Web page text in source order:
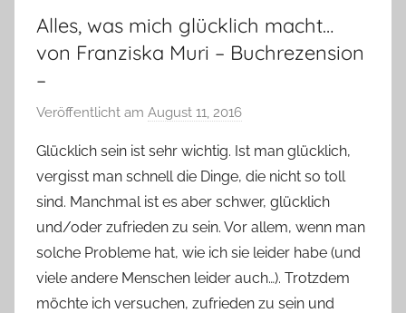
vielesAlles, was mich glücklich macht…
von Franziska Muri – Buchrezension
–
Veröffentlicht am August 11, 2016
n
Y
v
o
n
n
e
Glücklich sein ist sehr wichtig. Ist man glücklich,
vergisst man schnell die Dinge, die nicht so toll
sind. Manchmal ist es aber schwer, glücklich
und/oder zufrieden zu sein. Vor allem, wenn man
solche Probleme hat, wie ich sie leider habe (und
viele andere Menschen leider auch…). Trotzdem
möchte ich versuchen, zufrieden zu sein und